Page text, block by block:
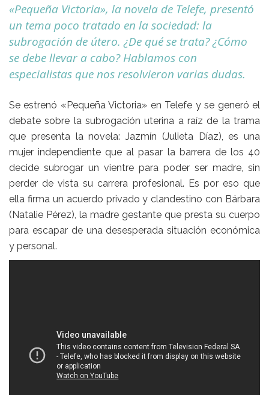
«Pequeña Victoria», la novela de Telefe, presentó
un tema poco tratado en la sociedad: la
subrogación de útero. ¿De qué se trata? ¿Cómo
se debe llevar a cabo? Hablamos con
especialistas que nos resolvieron varias dudas.
Se estrenó «Pequeña Victoria» en Telefe y se generó el
debate sobre la subrogación uterina a raíz de la trama
que presenta la novela: Jazmín (Julieta Díaz), es una
mujer independiente que al pasar la barrera de los 40
decide subrogar un vientre para poder ser madre, sin
perder de vista su carrera profesional. Es por eso que
ella firma un acuerdo privado y clandestino con Bárbara
(Natalie Pérez), la madre gestante que presta su cuerpo
para escapar de una desesperada situación económica
y personal.